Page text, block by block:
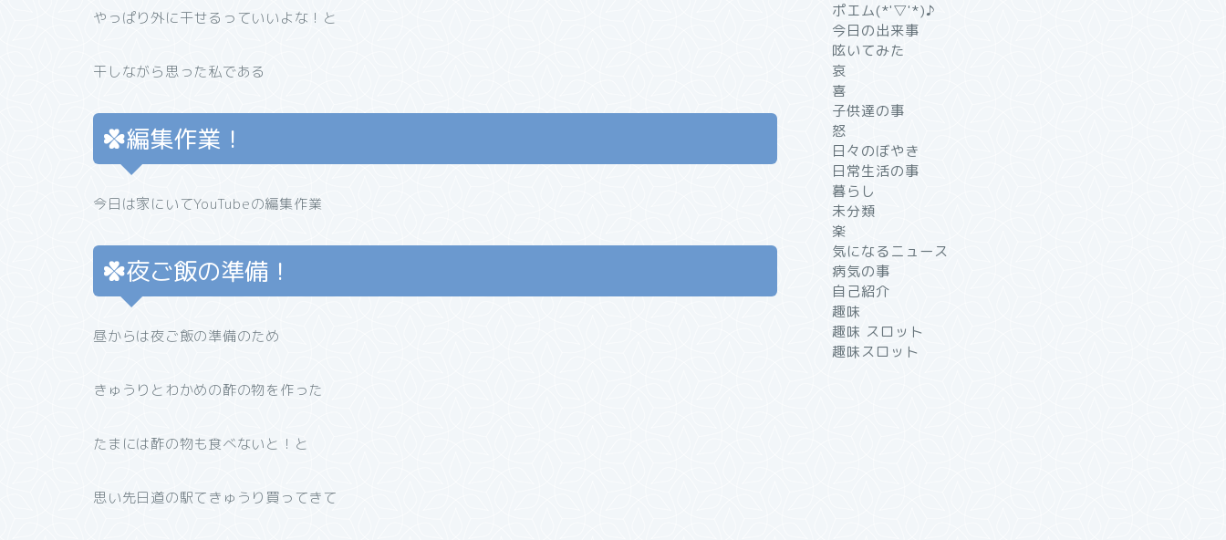
やっぱり外に干せるっていいよな！と
干しながら思った私である
編集作業！
今日は家にいてYouTubeの編集作業
夜ご飯の準備！
昼からは夜ご飯の準備のため
きゅうりとわかめの酢の物を作った
たまには酢の物も食べないと！と
思い先日道の駅てきゅうり買ってきて
ポエム(*'▽'*)♪
今日の出来事
呟いてみた
哀
喜
子供達の事
怒
日々のぼやき
日常生活の事
暮らし
未分類
楽
気になるニュース
病気の事
自己紹介
趣味
趣味 スロット
趣味スロット